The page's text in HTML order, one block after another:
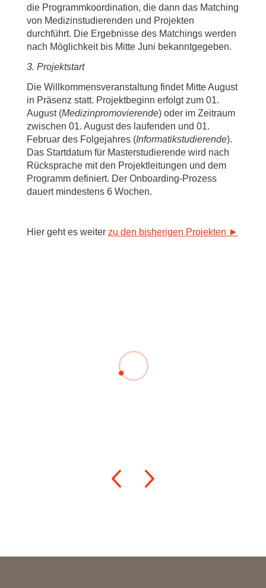
die Programmkoordination, die dann das Matching
von Medizinstudierenden und Projekten
durchführt. Die Ergebnisse des Matchings werden
nach Möglichkeit bis Mitte Juni bekanntgegeben.
3. Projektstart
Die Willkommensveranstaltung findet Mitte August
in Präsenz statt. Projektbeginn erfolgt zum 01.
August (Medizinpromovierende) oder im Zeitraum
zwischen 01. August des laufenden und 01.
Februar des Folgejahres (Informatikstudierende).
Das Startdatum für Masterstudierende wird nach
Rücksprache mit den Projektleitungen und dem
Programm definiert. Der Onboarding-Prozess
dauert mindestens 6 Wochen.
Hier geht es weiter zu den bisherigen Projekten ►